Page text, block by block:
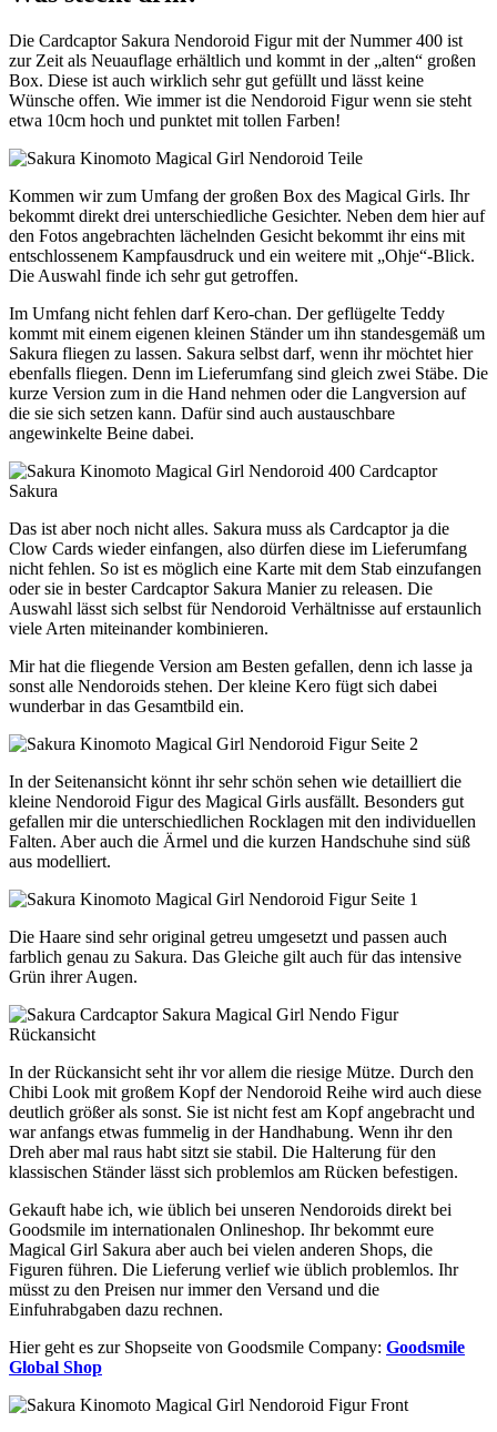
Die Cardcaptor Sakura Nendoroid Figur mit der Nummer 400 ist
zur Zeit als Neuauflage erhältlich und kommt in der „alten“ großen
Box. Diese ist auch wirklich sehr gut gefüllt und lässt keine
Wünsche offen. Wie immer ist die Nendoroid Figur wenn sie steht
etwa 10cm hoch und punktet mit tollen Farben!
Kommen wir zum Umfang der großen Box des Magical Girls. Ihr
bekommt direkt drei unterschiedliche Gesichter. Neben dem hier auf
den Fotos angebrachten lächelnden Gesicht bekommt ihr eins mit
entschlossenem Kampfausdruck und ein weitere mit „Ohje“-Blick.
Die Auswahl finde ich sehr gut getroffen.
Im Umfang nicht fehlen darf Kero-chan. Der geflügelte Teddy
kommt mit einem eigenen kleinen Ständer um ihn standesgemäß um
Sakura fliegen zu lassen. Sakura selbst darf, wenn ihr möchtet hier
ebenfalls fliegen. Denn im Lieferumfang sind gleich zwei Stäbe. Die
kurze Version zum in die Hand nehmen oder die Langversion auf
die sie sich setzen kann. Dafür sind auch austauschbare
angewinkelte Beine dabei.
Das ist aber noch nicht alles. Sakura muss als Cardcaptor ja die
Clow Cards wieder einfangen, also dürfen diese im Lieferumfang
nicht fehlen. So ist es möglich eine Karte mit dem Stab einzufangen
oder sie in bester Cardcaptor Sakura Manier zu releasen. Die
Auswahl lässt sich selbst für Nendoroid Verhältnisse auf erstaunlich
viele Arten miteinander kombinieren.
Mir hat die fliegende Version am Besten gefallen, denn ich lasse ja
sonst alle Nendoroids stehen. Der kleine Kero fügt sich dabei
wunderbar in das Gesamtbild ein.
In der Seitenansicht könnt ihr sehr schön sehen wie detailliert die
kleine Nendoroid Figur des Magical Girls ausfällt. Besonders gut
gefallen mir die unterschiedlichen Rocklagen mit den individuellen
Falten. Aber auch die Ärmel und die kurzen Handschuhe sind süß
aus modelliert.
Die Haare sind sehr original getreu umgesetzt und passen auch
farblich genau zu Sakura. Das Gleiche gilt auch für das intensive
Grün ihrer Augen.
In der Rückansicht seht ihr vor allem die riesige Mütze. Durch den
Chibi Look mit großem Kopf der Nendoroid Reihe wird auch diese
deutlich größer als sonst. Sie ist nicht fest am Kopf angebracht und
war anfangs etwas fummelig in der Handhabung. Wenn ihr den
Dreh aber mal raus habt sitzt sie stabil. Die Halterung für den
klassischen Ständer lässt sich problemlos am Rücken befestigen.
Gekauft habe ich, wie üblich bei unseren Nendoroids direkt bei
Goodsmile im internationalen Onlineshop. Ihr bekommt eure
Magical Girl Sakura aber auch bei vielen anderen Shops, die
Figuren führen. Die Lieferung verlief wie üblich problemlos. Ihr
müsst zu den Preisen nur immer den Versand und die
Einfuhrabgaben dazu rechnen.
Hier geht es zur Shopseite von Goodsmile Company: Goodsmile
Global Shop